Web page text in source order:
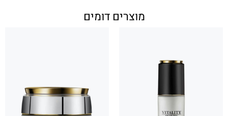
מוצרים דומים